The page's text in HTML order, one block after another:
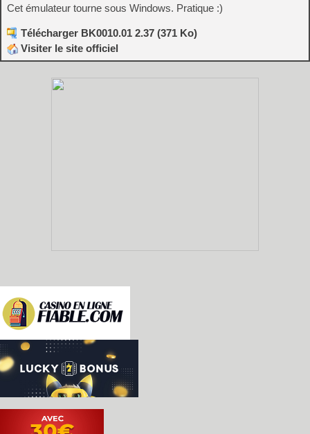
Cet émulateur tourne sous Windows. Pratique :)
Télécharger BK0010.01 2.37 (371 Ko)
Visiter le site officiel